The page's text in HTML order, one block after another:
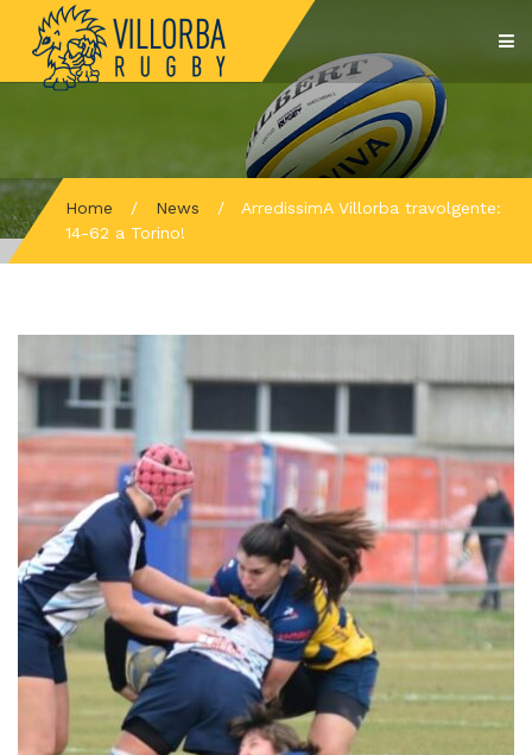
Home / News /
ArredissimA Villorba travolgente:
14-62 a Torino!